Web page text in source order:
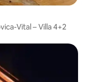
Vital – Villa 4+2